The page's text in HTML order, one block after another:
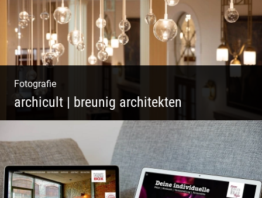
Fotografie
archicult | breunig architekten
Wasser im Fluss der Kurstadt